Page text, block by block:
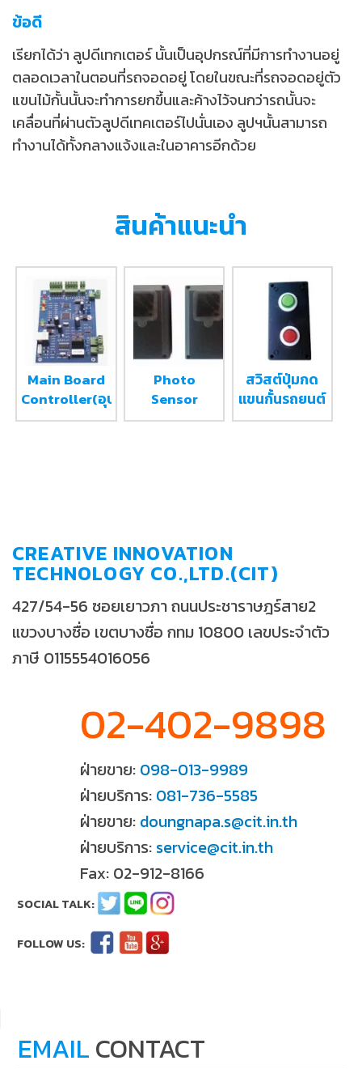
ข้อดี
เรียกได้ว่า ลูปดีเทกเตอร์ นั้นเป็นอุปกรณ์ที่มีการทำงานอยู่
ตลอดเวลาในตอนที่รถจอดอยู่ โดยในขณะที่รถจอดอยู่ตัว
แขนไม้กั้นนั้นจะทำการยกขึ้นและค้างไว้จนกว่ารถนั้นจะ
เคลื่อนที่ผ่านตัวลูปดีเทคเตอร์ไปนั่นเอง ลูปฯนั้นสามารถ
ทำงานได้ทั้งกลางแจ้งและในอาคารอีกด้วย
สินค้าแนะนำ
Main Board
Controller(อุปกรณ์
ที่ใช้สำหรับ
Photo
Sensor
อุปกรณ์
สวิสต์ปุ่มกด
แขนกั้นรถยนต์
Exit Switch
CREATIVE INNOVATION
TECHNOLOGY CO.,LTD.(CIT)
427/54-56 ซอยเยาวภา ถนนประชาราษฎร์สาย2
แขวงบางซื่อ เขตบางซื่อ กทม 10800 เลขประจำตัว
ภาษี 0115554016056
02-402-9898
ฝ่ายขาย: 098-013-9989
ฝ่ายบริการ: 081-736-5585
ฝ่ายขาย: doungnapa.s@cit.in.th
ฝ่ายบริการ: service@cit.in.th
Fax: 02-912-8166
EMAILCONTACT